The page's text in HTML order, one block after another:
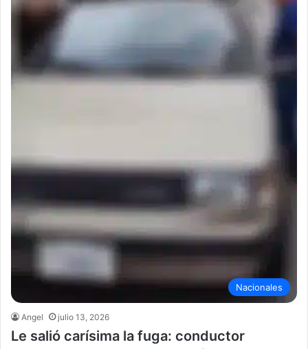
Nacionales
Angel julio 13, 2026
Le salió carísima la fuga: conductor